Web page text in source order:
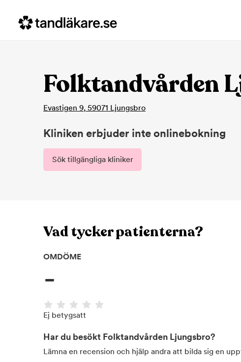
Folktandvården
Evastigen 9, 59071 Ljungsbro
Kliniken erbjuder inte onlinebokning
Sök tillgängliga kliniker
Vad tycker patienterna?
OMDÖME
-
Ej betygsatt
Har du besökt Folktandvården Ljungsbro?
Lämna en recension och hjälp andra att bilda sig en